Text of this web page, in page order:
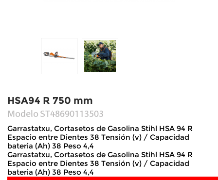
HSA94 R 750 mm
Modelo ST48690113503
Garrastatxu, Cortasetos de Gasolina Stihl HSA 94 R
Espacio entre Dientes 38 Tensión (v) / Capacidad
bateria (Ah) 38 Peso 4,4
Garrastatxu, Cortasetos de Gasolina Stihl HSA 94 R
Espacio entre Dientes 38 Tensión (v) / Capacidad
bateria (Ah) 38 Peso 4,4